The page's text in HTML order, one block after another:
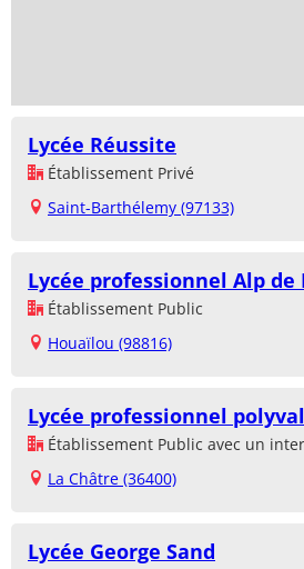
Lycée Réussite
Établissement Privé
Saint-Barthélemy (97133)
Lycée professionnel Alp de
Établissement Public
Houaïlou (98816)
Lycée professionnel
Établissement Public avec un
La Châtre (36400)
Lycée George Sand